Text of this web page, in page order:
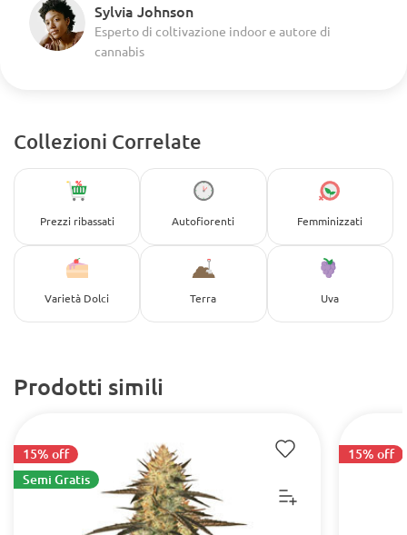
Sylvia Johnson
Esperto di coltivazione indoor e autore di
cannabis
Collezioni Correlate
Prezzi ribassati Autofiorenti Femminizzati
Varietà Dolci Terra Uva
Prodotti simili
15% off
Semi Gratis
15% off